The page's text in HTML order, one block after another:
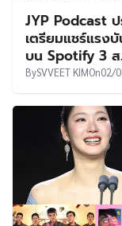
JYP Podcast ป
เตรียมแชร์แรง
บน Spotify 3 ส
BySVVEET KIMOn02/